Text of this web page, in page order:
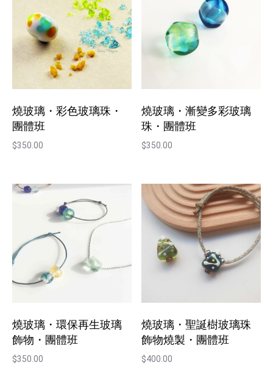
燒玻璃・彩色玻璃珠・
團體班
$350.00
燒玻璃・漸變多彩玻璃
珠・團體班
$350.00
燒玻璃・環保再生玻璃
飾物・團體班
$350.00
燒玻璃・聖誕樹玻璃珠
飾物燒製・團體班
$400.00